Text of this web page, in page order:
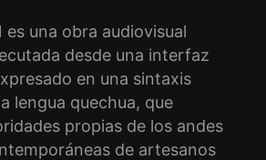
es una obra audiovisual
desde una interfaz
en una sintaxis
lengua quechua, que
propias de los andes
de artesanos